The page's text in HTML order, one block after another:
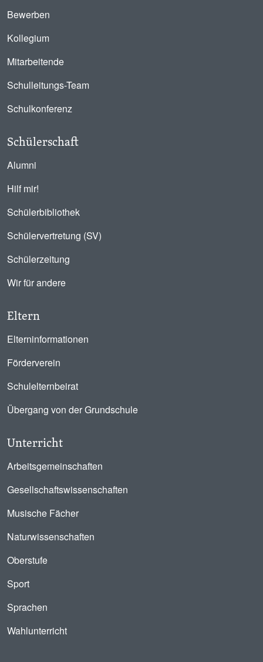
Bewerben
Kollegium
Mitarbeitende
Schulleitungs-Team
Schulkonferenz
Schülerschaft
Alumni
Hilf mir!
Schülerbibliothek
Schülervertretung (SV)
Schülerzeitung
Wir für andere
Eltern
Elterninformationen
Förderverein
Schulelternbeirat
Übergang von der Grundschule
Unterricht
Arbeitsgemeinschaften
Gesellschaftswissenschaften
Musische Fächer
Naturwissenschaften
Oberstufe
Sport
Sprachen
Wahlunterricht